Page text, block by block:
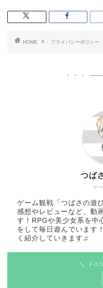
HOME プライバシーポリシー
ゲ
つば
ゲーム観戦「つばさの遊
感想やレビューなど、動
す！RPGや美少女系を中
をして毎日遊んでいます
く紹介していきます♫
＼